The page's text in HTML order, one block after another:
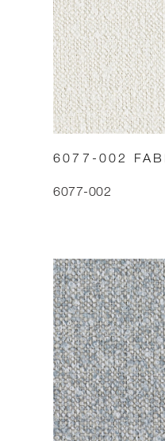
6077-002
6077-002